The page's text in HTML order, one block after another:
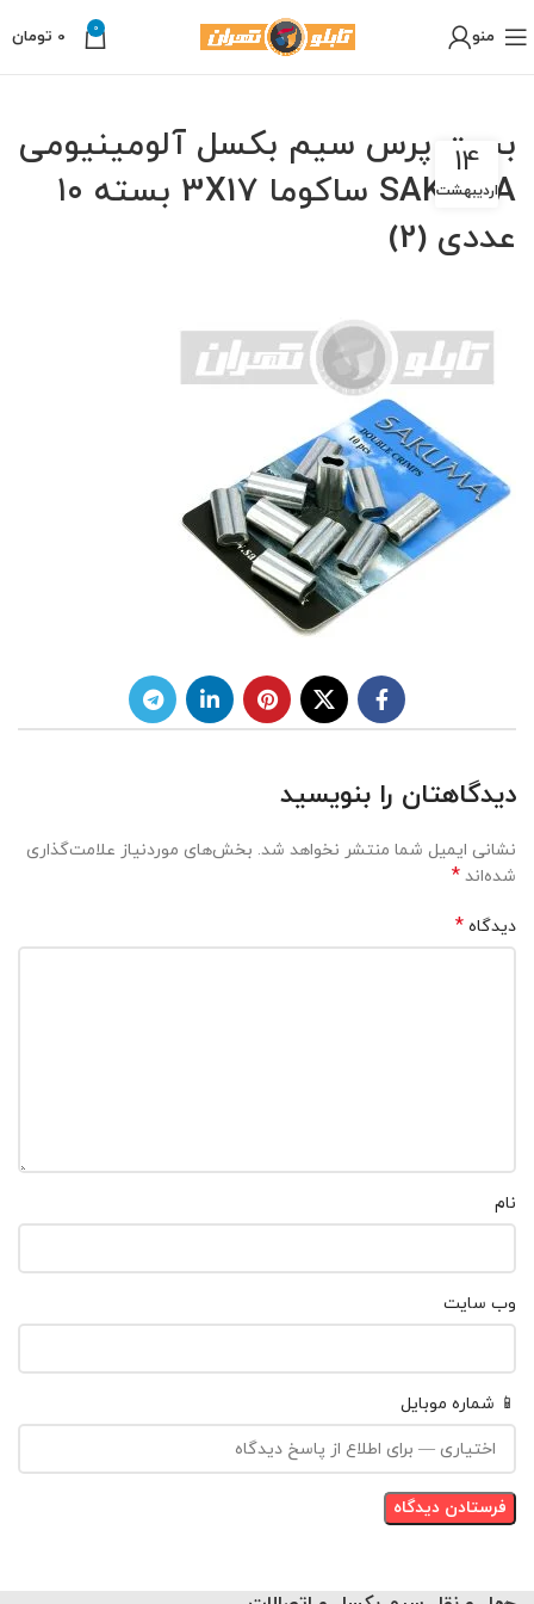
منو 0
0 تومان
بست پرس سیم بکسل آلومینیومی
SAKUMA ساکوما 3X17 بسته ۱۰
عددی (2)
14
اردیبهشت
دیدگاهتان را بنویسید
نشانی ایمیل شما منتشر نخواهد شد. بخش‌های موردنیاز علامت‌گذاری
شده‌اند *
دیدگاه *
نام
وب‌ سایت
📱 شماره موبایل